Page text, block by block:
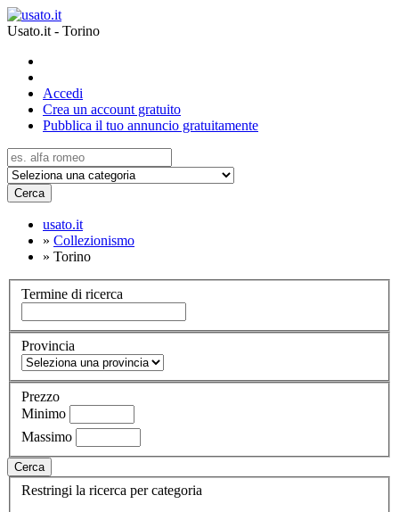
Usato.it - Torino
Accedi
Crea un account gratuito
Pubblica il tuo annuncio gratuitamente
Cerca
usato.it
» Collezionismo
» Torino
Termine di ricerca
Provincia
Prezzo
Minimo
Massimo
Cerca
Restringi la ricerca per categoria